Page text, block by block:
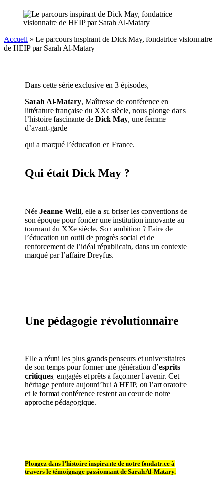
Accueil » Le parcours inspirant de Dick May, fondatrice visionnaire
de HEIP par Sarah Al-Matary
Dans cette série exclusive en 3 épisodes,
Sarah Al-Matary, Maîtresse de conférence en
littérature française du XXe siècle, nous plonge dans
l’histoire fascinante deDick May, une femme
d’avant-garde
qui a marqué l’éducation en France.
Qui était Dick May ?
NéeJeanne Weill, elle a su briser les conventions de
son époque pour fonder une institution innovante au
tournant du XXe siècle. Son ambition ? Faire de
l’éducation un outil de progrès social et de
renforcement de l’idéal républicain, dans un contexte
marqué par l’affaire Dreyfus.
Une pédagogie révolutionnaire
Elle a réuni les plus grands penseurs et universitaires
de son temps pour former une génération d’esprits
critiques, engagés et prêts à façonner l’avenir. Cet
héritage perdure aujourd’hui à HEIP, où l’art oratoire
et le format conférence restent au cœur de notre
approche pédagogique.
Plongez dans l’histoire inspirante de notre fondatrice à
travers le témoignage passionnant de Sarah Al-Matary.